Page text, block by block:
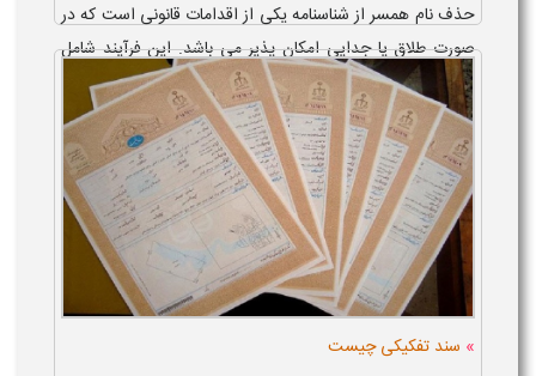
حذف نام همسر از شناسنامه یکی از اقدامات قانونی است که در
صورت طلاق یا جدایی امکان پذیر می باشد. این فرآیند شامل
پاک کردن اسم همسر سابق از شناسنامه مرد و زن است و به
موجب آن، دیگر در مدا...
» سند تفکیکی چیست